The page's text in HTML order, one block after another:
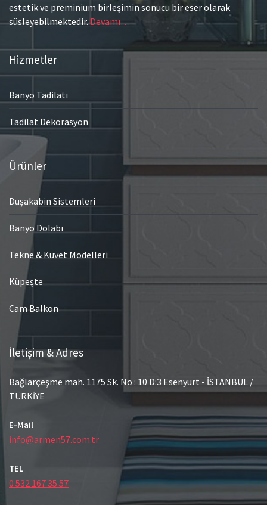
estetik ve preminium birleşimin sonucu bir eser olarak
süsleyebilmektedir.Devamı…
Hizmetler
Banyo Tadilatı
Tadilat Dekorasyon
Ürünler
Duşakabin Sistemleri
Banyo Dolabı
Tekne & Küvet Modelleri
Küpeşte
Cam Balkon
İletişim & Adres
Bağlarçeşme mah. 1175 Sk. No : 10 D:3 Esenyurt - İSTANBUL /
TÜRKİYE
E-Mail
info@armen57.com.tr
TEL
0 532 167 35 57